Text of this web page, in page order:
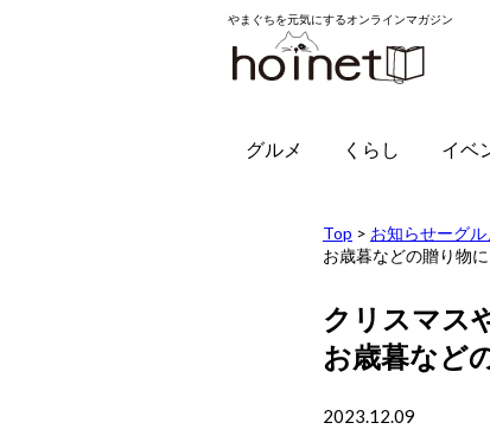
やまぐちを元気にするオンラインマガジン
グルメ くらし イベ
Top > お知らせーグル
お歳暮などの贈り物
クリスマス
お歳暮など
2023.12.09